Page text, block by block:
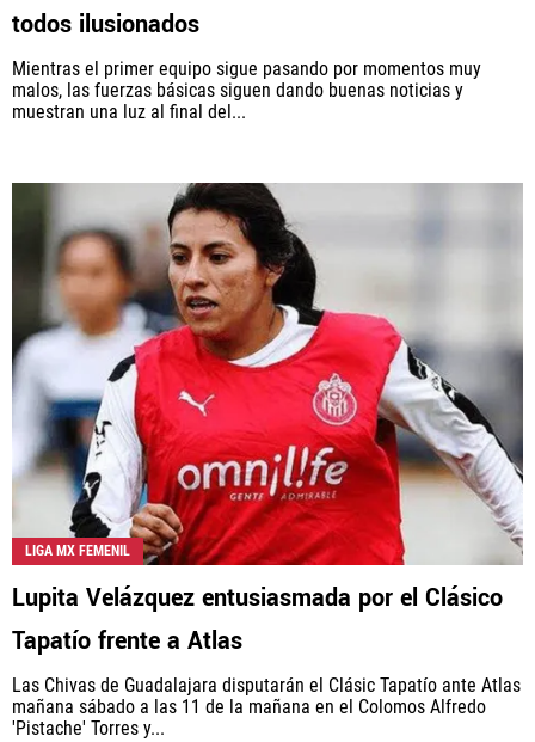
todos ilusionados
Mientras el primer equipo sigue pasando por momentos muy
malos, las fuerzas básicas siguen dando buenas noticias y
muestran una luz al final del...
LIGA MX FEMENIL
Lupita Velázquez entusiasmada por el Clásico
Tapatío frente a Atlas
Las Chivas de Guadalajara disputarán el Clásic Tapatío ante Atlas
mañana sábado a las 11 de la mañana en el Colomos Alfredo
'Pistache' Torres y...